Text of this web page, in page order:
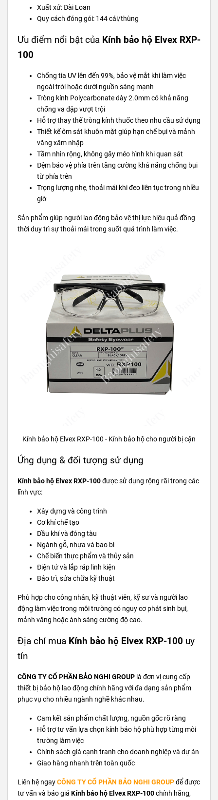
Xuất xứ: Đài Loan
Quy cách đóng gói: 144 cái/thùng
Ưu điểm nổi bật của Kính bảo hộ Elvex RXP-
100
Chống tia UV lên đến 99%, bảo vệ mắt khi làm việc
ngoài trời hoặc dưới nguồn sáng mạnh
Tròng kính Polycarbonate dày 2.0mm có khả năng
chống va đập vượt trội
Hỗ trợ thay thế tròng kính thuốc theo nhu cầu sử dụng
Thiết kế ôm sát khuôn mặt giúp hạn chế bụi và mảnh
văng xâm nhập
Tầm nhìn rộng, không gây méo hình khi quan sát
Đệm bảo vệ phía trên tăng cường khả năng chống bụi
từ phía trên
Trọng lượng nhẹ, thoải mái khi đeo liên tục trong nhiều
giờ
Sản phẩm giúp người lao động bảo vệ thị lực hiệu quả đồng
thời duy trì sự thoải mái trong suốt quá trình làm việc.
Kính bảo hộ Elvex RXP-100 - Kính bảo hộ cho người bị cận
Ứng dụng & đối tượng sử dụng
Kính bảo hộ Elvex RXP-100được sử dụng rộng rãi trong các
lĩnh vực:
Xây dựng và công trình
Cơ khí chế tạo
Dầu khí và đóng tàu
Ngành gỗ, nhựa và bao bì
Chế biến thực phẩm và thủy sản
Điện tử và lắp ráp linh kiện
Bảo trì, sửa chữa kỹ thuật
Phù hợp cho công nhân, kỹ thuật viên, kỹ sư và người lao
động làm việc trong môi trường có nguy cơ phát sinh bụi,
mảnh văng hoặc ánh sáng cường độ cao.
Địa chỉ mua Kính bảo hộ Elvex RXP-100 uy
tín
CÔNG TY CỔ PHẦN BẢO NGHI GROUP là đơn vị cung cấp
thiết bị bảo hộ lao động chính hãng với đa dạng sản phẩm
phục vụ cho nhiều ngành nghề khác nhau.
Cam kết sản phẩm chất lượng, nguồn gốc rõ ràng
Hỗ trợ tư vấn lựa chọn kính bảo hộ phù hợp từng môi
trường làm việc
Chính sách giá cạnh tranh cho doanh nghiệp và dự án
Giao hàng nhanh trên toàn quốc
Liên hệ ngayCÔNG TY CỔ PHẦN BẢO NGHI GROUPđể được
tư vấn và báo giá Kính bảo hộ Elvex RXP-100chính hãng,